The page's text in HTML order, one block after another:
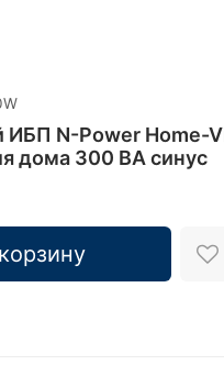
ИБП N-Power Home-
дома 300 ВА синус